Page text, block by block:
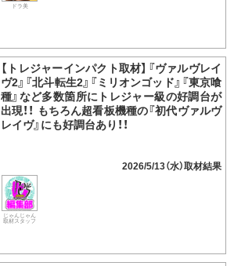
ドラ美
【トレジャーインパクト取材】『ヴァルヴレイ
ヴ2』『北斗転生2』『ミリオンゴッド』『東京喰
種』など多数箇所にトレジャー級の好調台が
出現！！ もちろん超看板機種の『初代ヴァルヴ
レイヴ』にも好調台あり！！
2026/5/13（水）
じゃんじゃん
取材スタッフ